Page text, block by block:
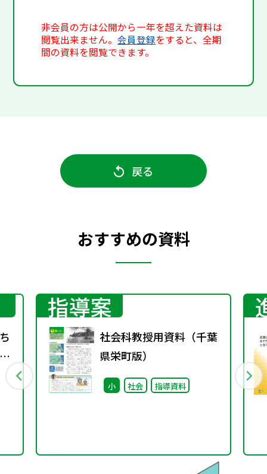
非会員の方は公開から一年を超えた資料は
閲覧出来ません。会員登録をすると、全期
間の資料を閲覧できます。
戻る
おすすめの資料
指導案
社会科教授用資料（千葉
県栄町版）
小 社会 指導資料